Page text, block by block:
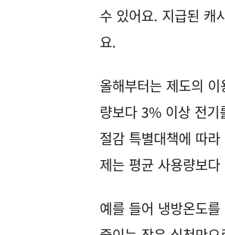
수 있어요. 지급된 캐
요.
올해부터는 제도의
량보다 3% 이상 전기
절감 특별대책에 따
제는 평균 사용량보
예를 들어 냉방온도